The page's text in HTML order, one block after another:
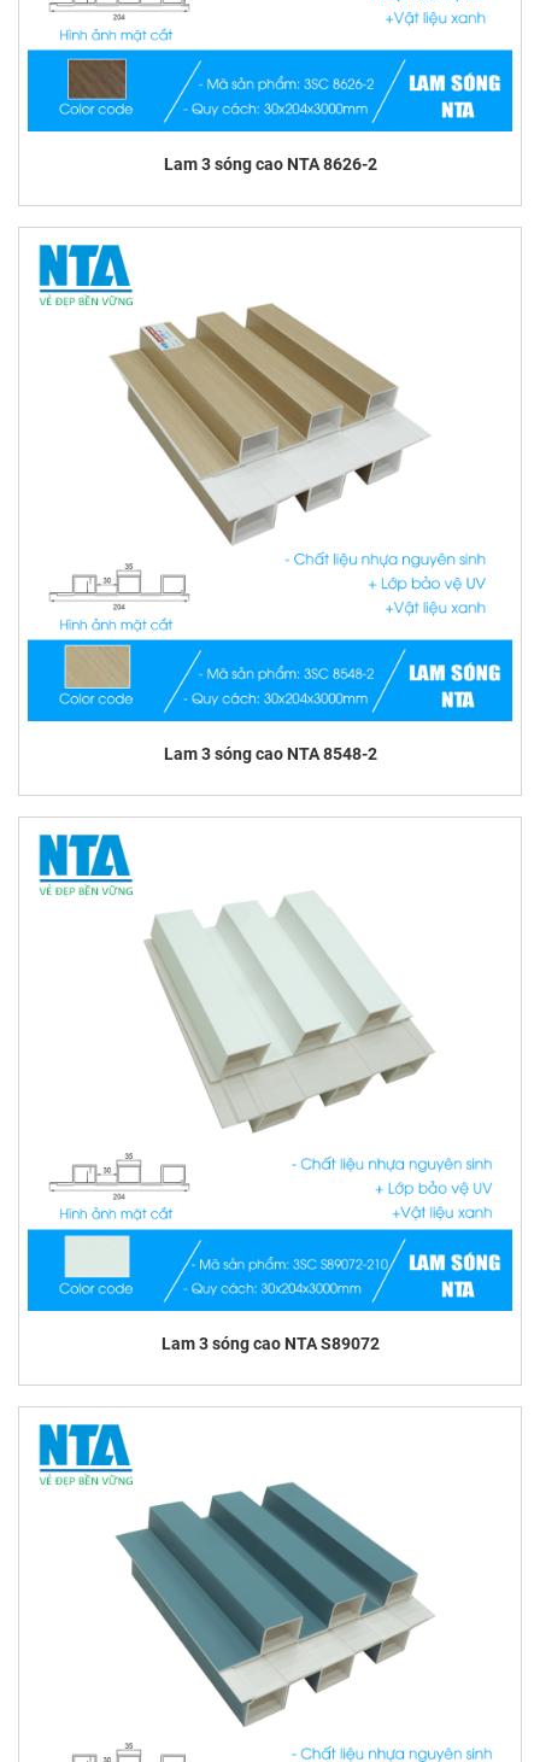
Lam 3 sóng cao NTA 8626-2
Lam 3 sóng cao NTA 8548-2
Lam 3 sóng cao NTA S89072